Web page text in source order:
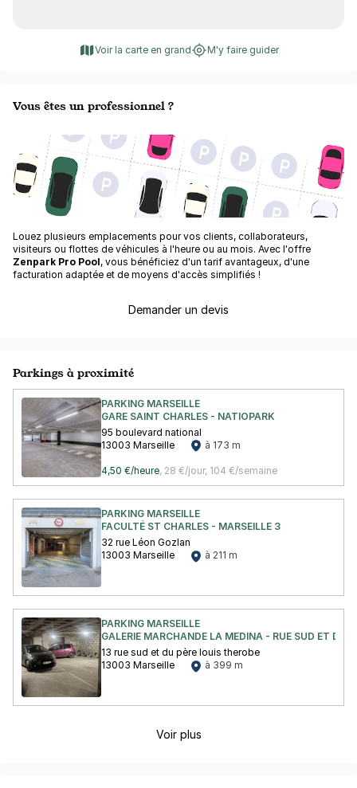
Voir la carte en grand M'y faire guider
Vous êtes un professionnel ?
Louez plusieurs emplacements pour vos clients, collaborateurs,
visiteurs ou flottes de véhicules à l'heure ou au mois. Avec l'offre
Zenpark Pro Pool, vous bénéficiez d'un tarif avantageux, d'une
facturation adaptée et de moyens d'accès simplifiés !
Demander un devis
Parkings à proximité
PARKING MARSEILLE
GARE SAINT CHARLES - NATIOPARK
95 boulevard national
13003 Marseille
à 173 m
4,50 €/heure, 28 €/jour, 104 €/semaine
PARKING MARSEILLE
FACULTÉ ST CHARLES - MARSEILLE 3
32 rue Léon Gozlan
13003 Marseille
à 211 m
PARKING MARSEILLE
GALERIE MARCHANDE LA MEDINA - RUE SUD ET DU
13 rue sud et du père louis therobe
13003 Marseille
à 399 m
Voir plus